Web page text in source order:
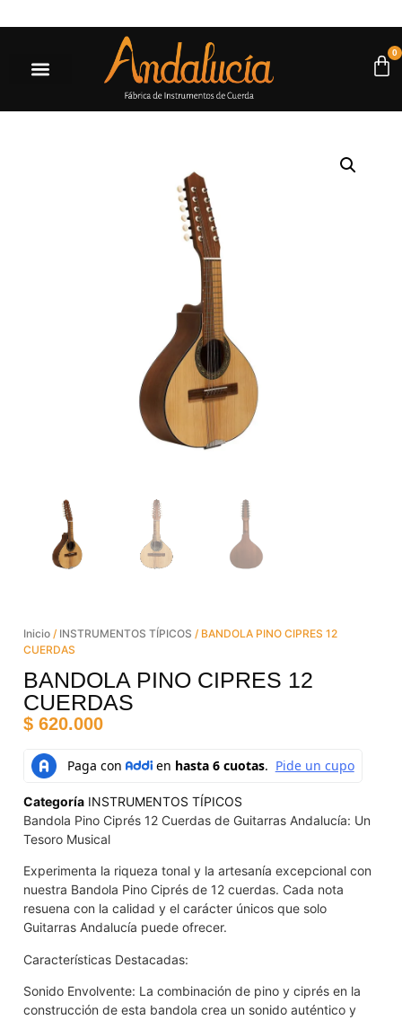
0
Inicio / INSTRUMENTOS TÍPICOS / BANDOLA PINO CIPRES 12
CUERDAS
BANDOLA PINO CIPRES 12
CUERDAS
$ 620.000
Categoría INSTRUMENTOS TÍPICOS
Bandola Pino Ciprés 12 Cuerdas de Guitarras Andalucía: Un
Tesoro Musical
Experimenta la riqueza tonal y la artesanía excepcional con
nuestra Bandola Pino Ciprés de 12 cuerdas. Cada nota
resuena con la calidad y el carácter únicos que solo
Guitarras Andalucía puede ofrecer.
Características Destacadas:
Sonido Envolvente: La combinación de pino y ciprés en la
construcción de esta bandola crea un sonido auténtico y